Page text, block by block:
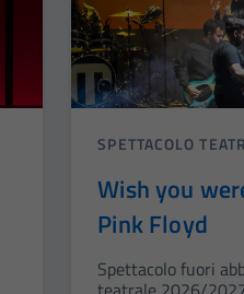
SPETTACOLO
Wish you
Pink Floyd
Spettacolo fuori